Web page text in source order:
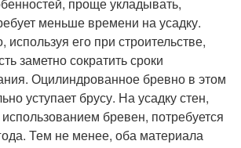
проще укладывать,
меньше времени на усадку.
используя его при строительстве,
заметно сократить сроки
Оцилиндрованное бревно в этом
уступает брусу. На усадку стен,
бревен, потребуется
Тем не менее, оба материала